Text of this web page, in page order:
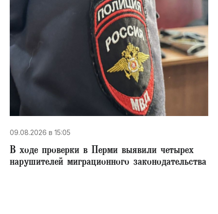
09.08.2026 в 15:05
В ходе проверки в Перми выявили четырех
нарушителей миграционного законодательства